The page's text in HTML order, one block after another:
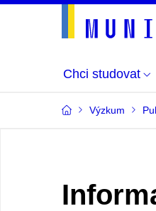
Chci studovat
Výzkum